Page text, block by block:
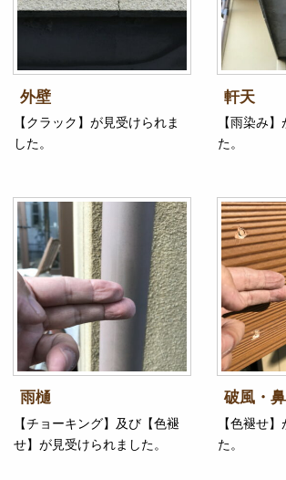
外壁
【クラック】が見受けられま
した。
軒天
【雨染み
た。
雨樋
【チョーキング】及び【色褪
せ】が見受けられました。
破風・
【色褪せ
た。